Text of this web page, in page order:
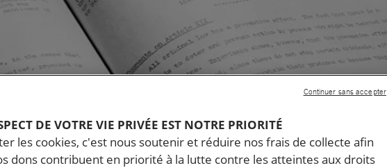
DE VOTRE VIE PRIVÉE EST NOTRE PRIORITÉ
les cookies, c'est nous soutenir et réduire nos frais de collecte afin
dons contribuent en priorité à la lutte contre les atteintes aux droits
Continuer sans accepter